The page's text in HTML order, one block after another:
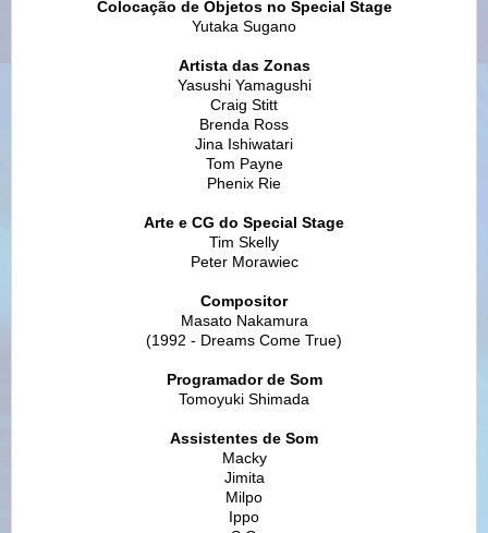
Colocação de Objetos no Special Stage
Yutaka Sugano
Artista das Zonas
Yasushi Yamagushi
Craig Stitt
Brenda Ross
Jina Ishiwatari
Tom Payne
Phenix Rie
Arte e CG do Special Stage
Tim Skelly
Peter Morawiec
Compositor
Masato Nakamura
(1992 - Dreams Come True)
Programador de Som
Tomoyuki Shimada
Assistentes de Som
Macky
Jimita
Milpo
Ippo